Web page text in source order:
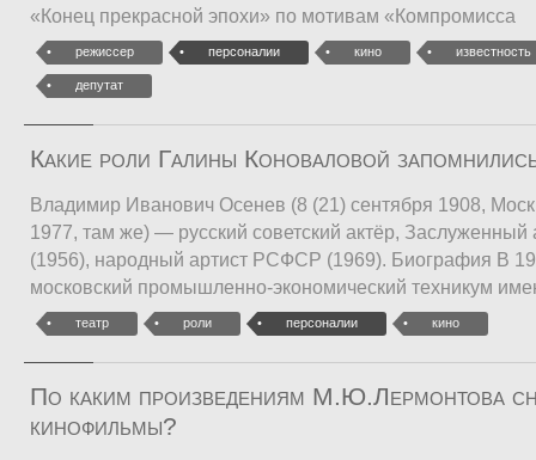
«Конец прекрасной эпохи» по мотивам «Компромисса
режиссер персоналии кино известность
депутат
Какие роли Галины Коноваловой
Владимир Иванович Осенев (8 (21) сентября 1908,
1977, там же) — русский советский актёр,
(1956), народный артист РСФСР (1969). Биография В
московский промышленно-экономический техникум
театр роли персоналии кино
По каким произведениям М.Ю.Лермонтова
кинофильмы?